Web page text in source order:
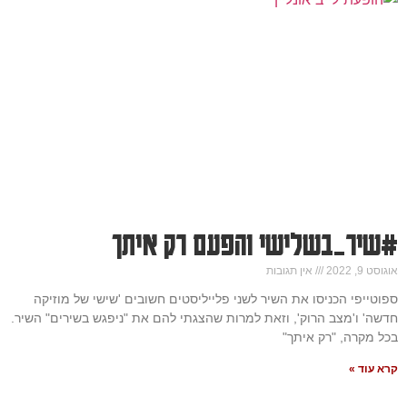
#שיר_בשלישי והפעם רק איתך
אוגוסט 9, 2022 אין תגובות
ספוטייפי הכניסו את השיר לשני פלייליסטים חשובים 'שישי של מוזיקה
חדשה' ו'מצב הרוק', וזאת למרות שהצגתי להם את "ניפגש בשירים" השיר.
בכל מקרה, "רק איתך"
קרא עוד »